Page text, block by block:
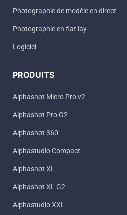
Photographie de modèle en direct
Photographie en flat lay
Logiciel
PRODUITS
Alphashot Micro Pro v2
Alphashot Pro G2
Alphashot 360
Alphastudio Compact
Alphashot XL
Alphashot XL G2
Alphastudio XXL